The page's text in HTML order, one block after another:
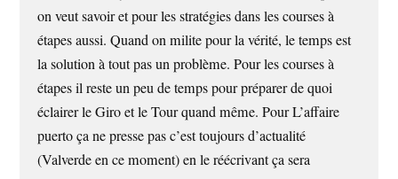
on veut savoir et pour les stratégies dans les courses à
étapes aussi. Quand on milite pour la vérité, le temps est
la solution à tout pas un problème. Pour les courses à
étapes il reste un peu de temps pour préparer de quoi
éclairer le Giro et le Tour quand même. Pour L’affaire
puerto ça ne presse pas c’est toujours d’actualité
(Valverde en ce moment) en le réécrivant ça sera